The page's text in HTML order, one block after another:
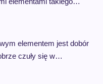
elementem jest dobór
czuły się w…